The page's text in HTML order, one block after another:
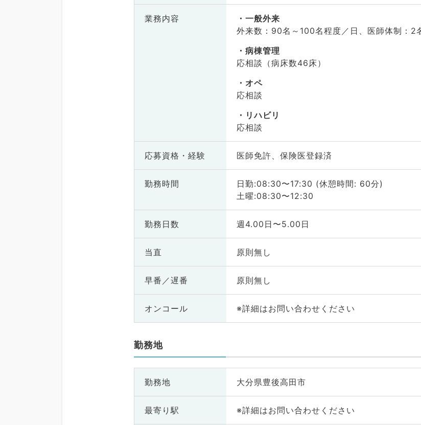
業務内容
一般外来
外来数：90名～100名程度／日、医師体制：2
病棟管理
応相談（病床数46床）
オペ
応相談
リハビリ
応相談
応募資格・ 経験 医師免許、保険医登録済
勤務時間
日勤:08:30〜17:30 (休憩時間: 60分)
土曜:08:30〜12:30
勤務日数 週4.00日〜5.00日
当直 原則無し
早番／遅番 原則無し
オンコール ※詳細はお問い合わせください
勤務地
勤務地 大分県豊後高田市
最寄り駅 ※詳細はお問い合わせください